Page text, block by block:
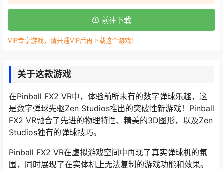
前往下载
VIP专享游戏，请开通VIP后再下载这个游戏！
关于这款游戏
在Pinball FX2 VR中，体验前所未有的数字弹球乐趣，这
是数字弹球先驱Zen Studios推出的突破性新游戏！Pinball
FX2 VR融合了先进的物理特性、精美的3D图形，以及Zen
Studios独有的弹球技巧。
Pinball FX2 VR在虚拟游戏空间中再现了真实弹球机的氛
围，同时展现了在实体机上无法复制的游戏功能和效果。